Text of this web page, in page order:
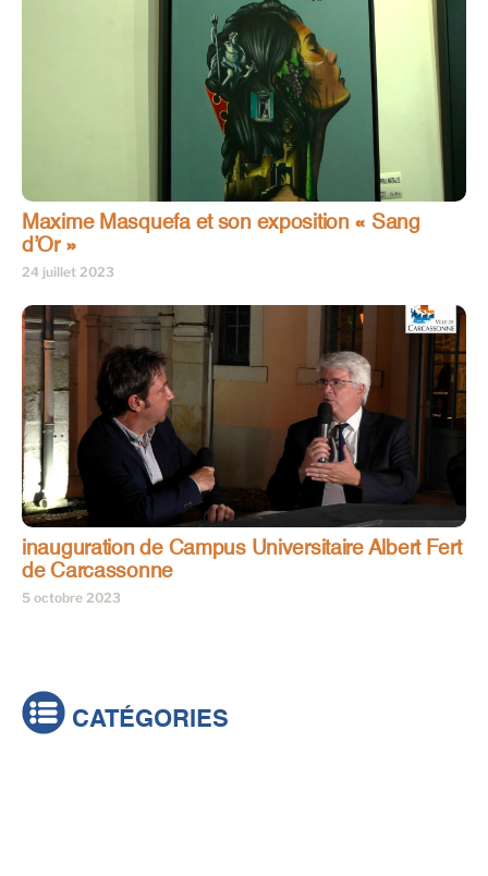
Maxime Masquefa et son exposition « Sang
d’Or »
24 juillet 2023
inauguration de Campus Universitaire Albert Fert
de Carcassonne
5 octobre 2023
CATÉGORIES